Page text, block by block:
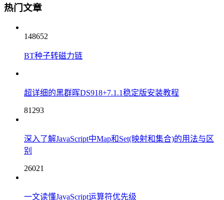
热门文章
148652
BT种子转磁力链
超详细的黑群晖DS918+7.1.1稳定版安装教程
81293
深入了解JavaScript中Map和Set(映射和集合)的用法与区
别
26021
一文读懂JavaScript运算符优先级